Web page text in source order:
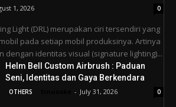
1, 2026 0
Light (DRL) merupakan ciri tersendiri yang
pada setiap mobil produksinya. Artinya
dengan identitas visual (signature lighting)...
Helm Bell Custom Airbrush : Paduan
Seni, Identitas dan Gaya Berkendara
OTHERS - July 31, 2026 0